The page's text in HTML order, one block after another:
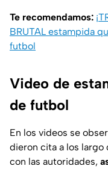
Te recomendamos:
BRUTAL estampida
futbol
Video de
de futbol
En los videos se
dieron cita a los largo
con las autoridades,